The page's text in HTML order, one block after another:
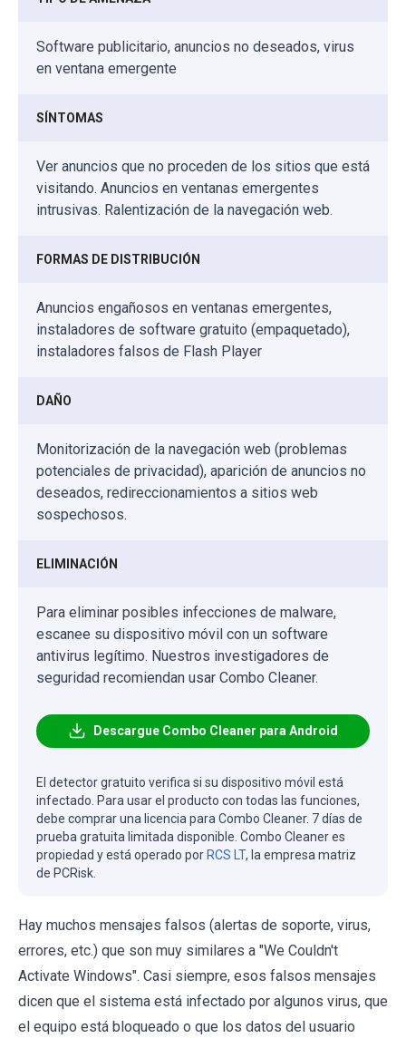
Software publicitario, anuncios no deseados, virus
en ventana emergente
SÍNTOMAS
Ver anuncios que no proceden de los sitios que está
visitando. Anuncios en ventanas emergentes
intrusivas. Ralentización de la navegación web.
FORMAS DE DISTRIBUCIÓN
Anuncios engañosos en ventanas emergentes,
instaladores de software gratuito (empaquetado),
instaladores falsos de Flash Player
DAÑO
Monitorización de la navegación web (problemas
potenciales de privacidad), aparición de anuncios no
deseados, redireccionamientos a sitios web
sospechosos.
ELIMINACIÓN
Para eliminar posibles infecciones de malware,
escanee su dispositivo móvil con un software
antivirus legítimo. Nuestros investigadores de
seguridad recomiendan usar Combo Cleaner.
Descargue Combo Cleaner para Android
El detector gratuito verifica si su dispositivo móvil está
infectado. Para usar el producto con todas las funciones,
debe comprar una licencia para Combo Cleaner. 7 días de
prueba gratuita limitada disponible. Combo Cleaner es
propiedad y está operado por RCS LT, la empresa matriz
de PCRisk.
Hay muchos mensajes falsos (alertas de soporte, virus,
errores, etc.) que son muy similares a "We Couldn't
Activate Windows". Casi siempre, esos falsos mensajes
dicen que el sistema está infectado por algunos virus, que
el equipo está bloqueado o que los datos del usuario